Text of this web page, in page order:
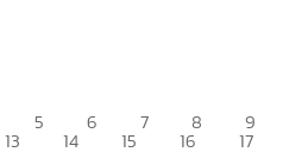
5 6 7 8 9
13 14 15 16 17